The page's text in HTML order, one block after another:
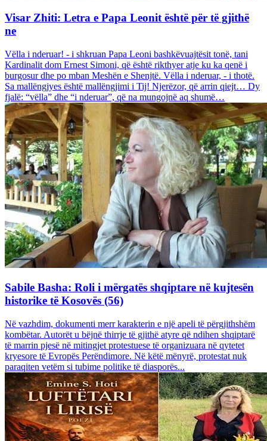
Visar Zhiti: Letra e Papa Leonit është për të gjithë
ne
Vëlla i nderuar! - i shkruan Papa Leoni bashkëvuajtësit tonë, tani
Kardinalit dom Ernest Simoni, që është rikthyer atje ku ka qenë i
burgosur dhe po mban Meshën e Shenjtë. Vëlla i nderuar, - i thotë.
Sa mallëngjyes është mallëngjimi i Tij! Njerëzor, që arrin qiejt… Dy
fjalë: “vëlla” dhe “i nderuar”, që na mungojnë aq shumë…
Sabile Basha: Roli i mërgatës shqiptare në kujtesën
historike të Kosovës (56)
Në vazhdim, dokumenti merr karakterin e një apeli të përgjithshëm
kombëtar. Autorët u bëjnë thirrje të gjithë atyre që ndihen shqiptarë
të marrin pjesë në mitingjet protestuese të organizuara në qytetet
kryesore të Evropës Perëndimore. Në këtë mënyrë, protestat nuk
paraqiten vetëm si tubime politike të diasporës...